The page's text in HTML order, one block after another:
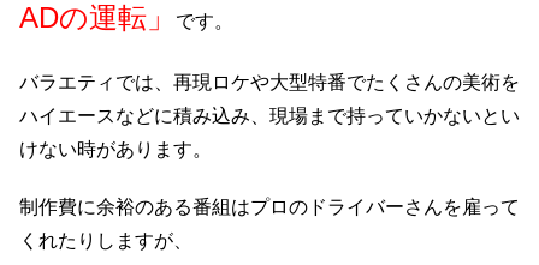
ADの運転」
です。
バラエティでは、再現ロケや大型特番でたくさんの美術を
ハイエースなどに積み込み、現場まで持っていかないとい
けない時があります。
制作費に余裕のある番組はプロのドライバーさんを雇って
くれたりしますが、